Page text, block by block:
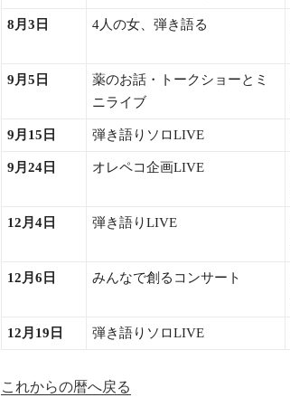
8月3日 4人の女、弾き語る
9月5日
薬のお話・トークショーとミ
ニライブ
9月15日 弾き語りソロLIVE
9月24日 オレペコ企画LIVE
12月4日 弾き語りLIVE
12月6日 みんなで創るコンサート
12月19日 弾き語りソロLIVE
これからの暦へ戻る